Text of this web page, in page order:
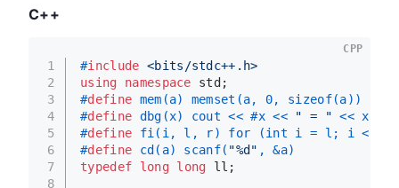
C++
1
2
3
4
5
6
7
8
#include <bits/stdc++.h>
using
namespace std;
#define mem(a) memset(a, 0, sizeof(a))
#define dbg(x) cout << #x << " = " << x <<
#define fi(i, l, r) for (int i = l; i < r;
#define cd(a) scanf( "%d" , &a)
typedef
long long ll;
CPP